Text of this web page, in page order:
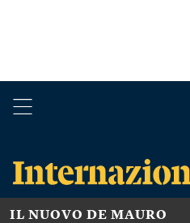
IL NUOVO DE MAURO